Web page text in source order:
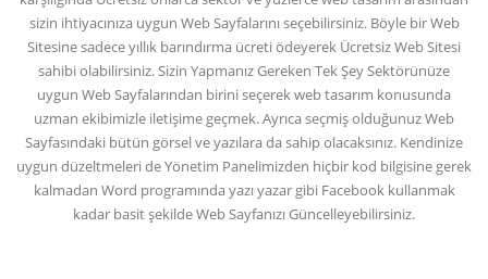
sizin ihtiyacınıza uygun Web Sayfalarını seçebilirsiniz. Böyle bir Web
Sitesine sadece yıllık barındırma ücreti ödeyerek Ücretsiz Web Sitesi
sahibi olabilirsiniz. Sizin Yapmanız Gereken Tek Şey Sektörünüze
uygun Web Sayfalarından birini seçerek web tasarım konusunda
uzman ekibimizle iletişime geçmek. Ayrıca seçmiş olduğunuz Web
Sayfasındaki bütün görsel ve yazılara da sahip olacaksınız. Kendinize
uygun düzeltmeleri de Yönetim Panelimizden hiçbir kod bilgisine gerek
kalmadan Word programında yazı yazar gibi Facebook kullanmak
kadar basit şekilde Web Sayfanızı Güncelleyebilirsiniz.